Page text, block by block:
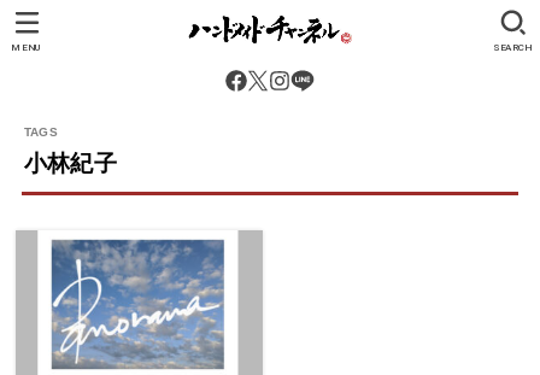
SEARCH
MENU
小林紀子